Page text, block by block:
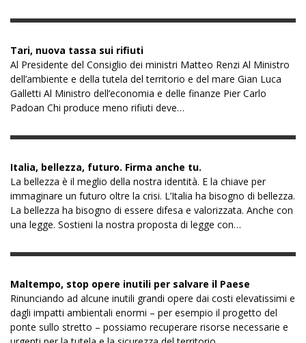
Tari, nuova tassa sui rifiuti
Al Presidente del Consiglio dei ministri Matteo Renzi Al Ministro
dell’ambiente e della tutela del territorio e del mare Gian Luca
Galletti Al Ministro dell’economia e delle finanze Pier Carlo
Padoan Chi produce meno rifiuti deve…
Italia, bellezza, futuro. Firma anche tu.
La bellezza è il meglio della nostra identità. E la chiave per
immaginare un futuro oltre la crisi. L’Italia ha bisogno di bellezza.
La bellezza ha bisogno di essere difesa e valorizzata. Anche con
una legge. Sostieni la nostra proposta di legge con…
Maltempo, stop opere inutili per salvare il Paese
Rinunciando ad alcune inutili grandi opere dai costi elevatissimi e
dagli impatti ambientali enormi – per esempio il progetto del
ponte sullo stretto – possiamo recuperare risorse necessarie e